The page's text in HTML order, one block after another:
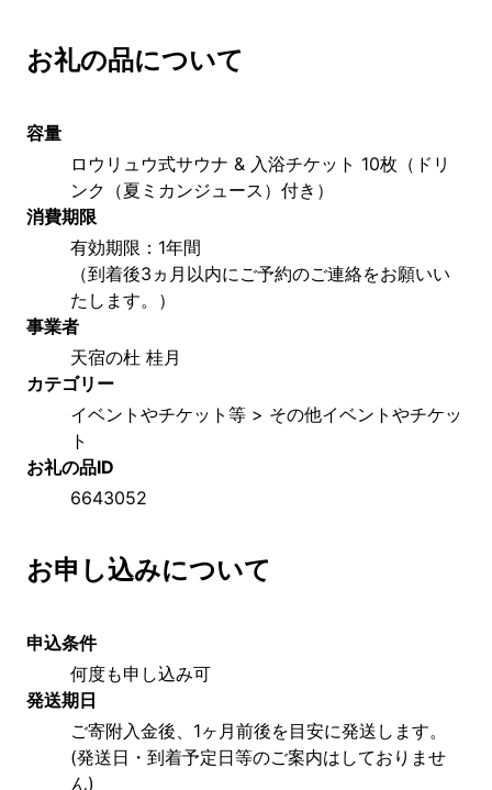
お礼の品について
容量
ロウリュウ式サウナ & 入浴チケット 10枚（ドリ
ンク（夏ミカンジュース）付き）
消費期限
有効期限：1年間
（到着後3ヵ月以内にご予約のご連絡をお願いい
たします。）
事業者
天宿の杜 桂月
カテゴリー
イベントやチケット等 > その他イベントやチケッ
ト
お礼の品ID
6643052
お申し込みについて
申込条件
何度も申し込み可
発送期日
ご寄附入金後、1ヶ月前後を目安に発送します。
(発送日・到着予定日等のご案内はしておりませ
ん)